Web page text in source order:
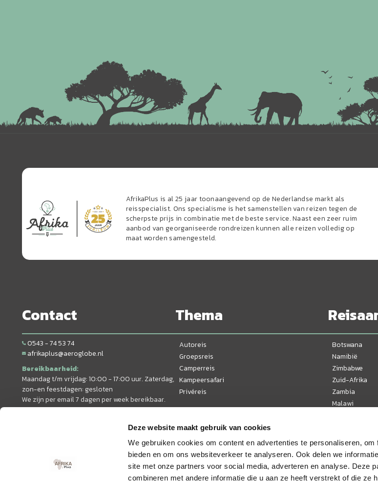
Deze website maakt gebruik van cookies
We gebruiken cookies om content en advertenties te personaliseren,
bieden en om ons websiteverkeer te analyseren. Ook delen we
site met onze partners voor social media, adverteren en analyse. Deze
combineren met andere informatie die u aan ze heeft verstrekt of die ze
AfrikaPlus is al 25 jaar toonaangevend op de Nederlandse markt als
reisspecialist. Ons specialisme is het samenstellen van reizen tegen de
scherpste prijs in combinatie met de beste service. Naast een zeer ruim
aanbod van georganiseerde rondreizen kunnen alle reizen volledig op
maat worden samengesteld.
Contact
0543 - 74 53 74
afrikaplus@aeroglobe.nl
Bereikbaarheid:
Maandag t/m vrijdag: 10:00 - 17:00 uur. Zaterdag,
zon-en feestdagen: gesloten
We zijn per email 7 dagen per week bereikbaar.
Thema
Autoreis
Groepsreis
Camperreis
Kampeersafari
Privéreis
Botswana
Namibië
Zimbabwe
Zuid-Afrika
Zambia
Malawi
Oeganda
Mozambique